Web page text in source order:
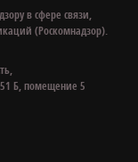
в сфере связи,
(Роскомнадзор).
Б, помещение 5